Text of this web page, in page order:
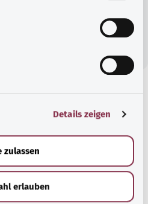
Details zeigen
zulassen
erlauben